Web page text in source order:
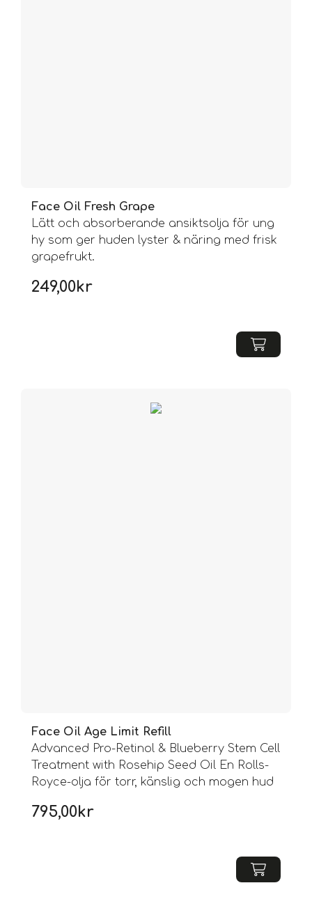
Face Oil Fresh Grape
Lätt och absorberande ansiktsolja för ung
hy som ger huden lyster & näring med frisk
grapefrukt.
249,00kr
Face Oil Age Limit Refill
Advanced Pro-Retinol & Blueberry Stem Cell
Treatment with Rosehip Seed Oil En Rolls-
Royce-olja för torr, känslig och mogen hud
795,00kr